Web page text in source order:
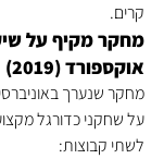
קרים.
מחקר מקיף על
אוקספורד (2019)
מחקר שנערך
לשתי קבוצות: